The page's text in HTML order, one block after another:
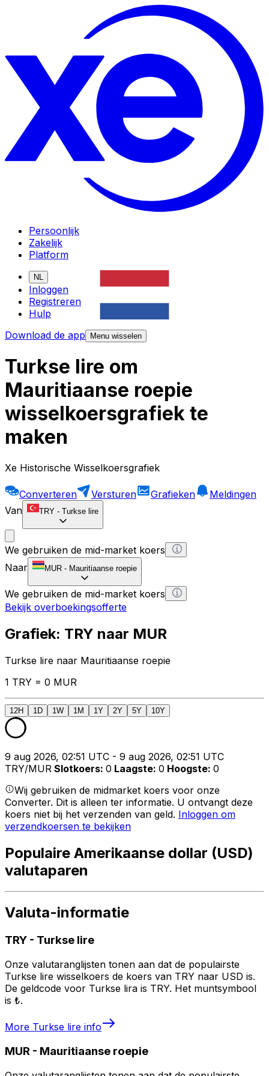
Persoonlijk
Zakelijk
Platform
NL
Inloggen
Registreren
Hulp
Download de app
Menu wisselen
Turkse lire om
Mauritiaanse roepie
wisselkoersgrafiek te
maken
Xe Historische Wisselkoersgrafiek
Converteren Versturen Grafieken
Meldingen
Van
TRY - Turkse lire
We gebruiken de mid-market koers
Naar
MUR - Mauritiaanse roepie
We gebruiken de mid-market koers
Bekijk overboekingsofferte
Grafiek: TRY naar MUR
Turkse lire naar Mauritiaanse roepie
1 TRY = 0 MUR
12H 1D 1W 1M 1Y 2Y 5Y 10Y
9 aug 2026, 02:51 UTC - 9 aug 2026, 02:51 UTC
TRY/MUR Slotkoers: 0 Laagste: 0 Hoogste: 0
Wij gebruiken de midmarket koers voor onze
Converter. Dit is alleen ter informatie. U ontvangt deze
koers niet bij het verzenden van geld. Inloggen om
verzendkoersen te bekijken
Populaire Amerikaanse dollar (USD)
valutaparen
Valuta-informatie
TRY - Turkse lire
Onze valutaranglijsten tonen aan dat de populairste
Turkse lire wisselkoers de koers van TRY naar USD is.
De geldcode voor Turkse lira is TRY. Het muntsymbool
is ₺.
More Turkse lire info
MUR - Mauritiaanse roepie